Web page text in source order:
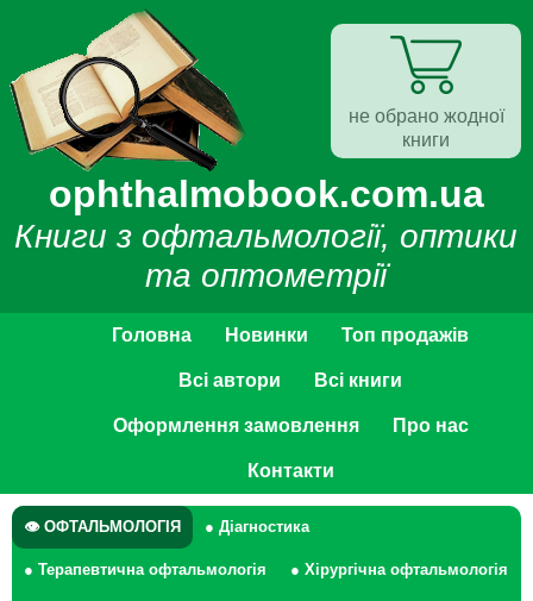
ophthalmobook.com.ua
Книги з офтальмології, оптики
та оптометрії
Головна Новинки Топ продажів
Всі автори Всі книги
Оформлення замовлення Про нас
Контакти
👁 ОФТАЛЬМОЛОГІЯ ● Діагностика
● Терапевтична офтальмологія ● Хірургічна офтальмологія
не обрано жодної
книги